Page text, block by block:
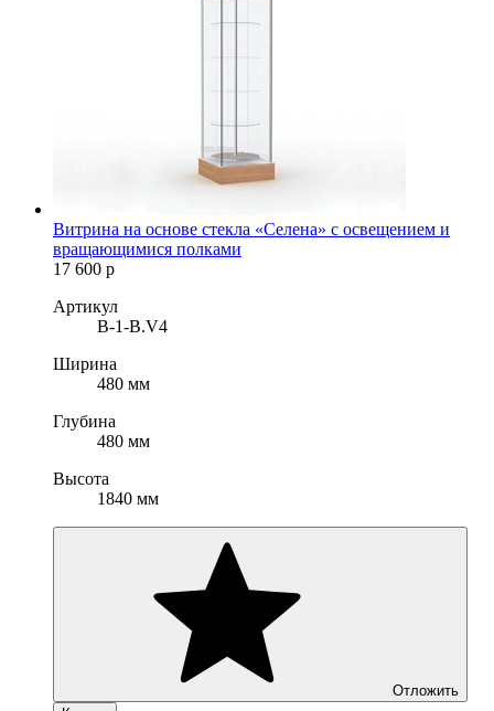
Витрина на основе стекла «Селена» с освещением и
вращающимися полками
17 600 р
Артикул
B-1-B.V4
Ширина
480 мм
Глубина
480 мм
Высота
1840 мм
Отложить